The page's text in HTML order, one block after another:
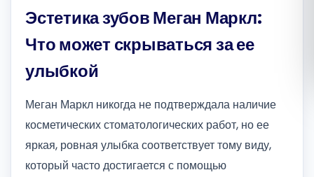
Русский
Эстетика зубов Меган Маркл:
Что может скрываться за ее
улыбкой
Меган Маркл никогда не подтверждала наличие
косметических стоматологических работ, но ее
яркая, ровная улыбка соответствует тому виду,
который часто достигается с помощью